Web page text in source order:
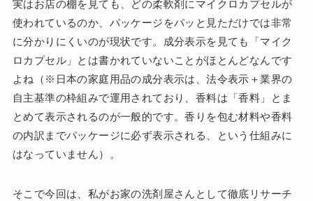
実はお店の棚を見ても、どの柔軟剤にマイクロカプセルが
使われているのか、パッケージをパッと見ただけでは非常
に分かりにくいのが現状です。成分表示を見ても「マイク
ロカプセル」とは書かれていないことがほとんどなんです
よね（※日本の家庭用品の成分表示は、法令表示＋業界の
自主基準の枠組みで運用されており、香料は「香料」とま
とめて表示されるのが一般的です。香りを包む材料や香料
の内訳までパッケージに必ず表示される、という仕組みに
はなっていません）。
そこで今回は、私がお家の洗剤屋さんとして徹底リサーチ